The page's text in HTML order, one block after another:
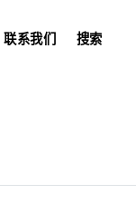
联系我们 搜索